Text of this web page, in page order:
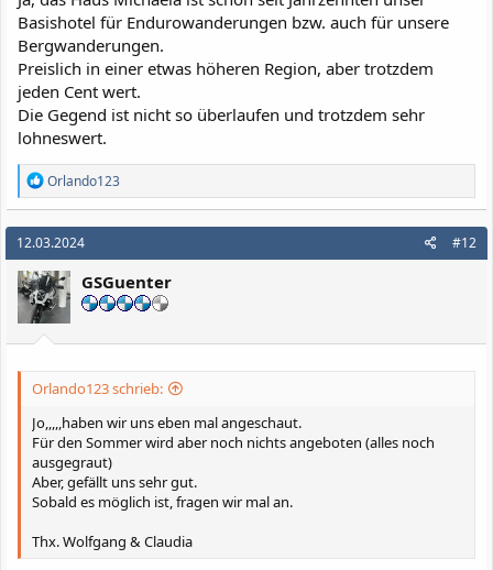
Basishotel für Endurowanderungen bzw. auch für unsere
Bergwanderungen.
Preislich in einer etwas höheren Region, aber trotzdem
jeden Cent wert.
Die Gegend ist nicht so überlaufen und trotzdem sehr
lohneswert.
R
e
a
k
t
i
o
n
e
n
Orlando123
12.03.2024 #12
GSGuenter
Orlando123 schrieb:
Jo,,,,,haben wir uns eben mal angeschaut.
Für den Sommer wird aber noch nichts angeboten (alles noch
ausgegraut)
Aber, gefällt uns sehr gut.
Sobald es möglich ist, fragen wir mal an.
Thx. Wolfgang & Claudia